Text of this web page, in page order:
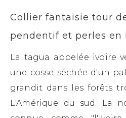
Collier fantaisie tour
pendentif et perles en
La tagua appelée ivoire
une cosse séchée d'un
grandit dans les forêts
L'Amérique du sud. La